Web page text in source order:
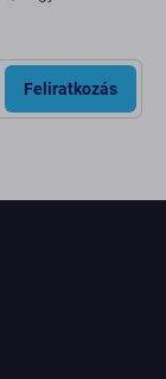
Feliratkozás